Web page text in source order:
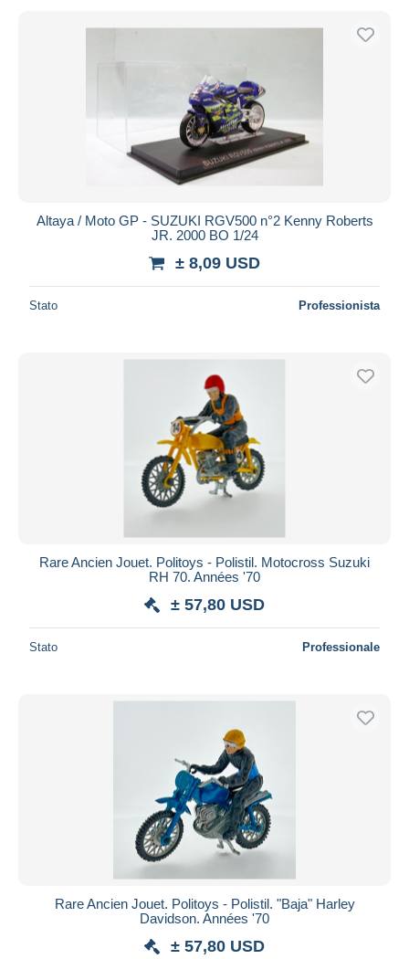
Altaya / Moto GP - SUZUKI RGV500 n°2 Kenny Roberts
JR. 2000 BO 1/24
± 8,09 USD
Stato Professionista
Rare Ancien Jouet. Politoys - Polistil. Motocross Suzuki
RH 70. Années '70
± 57,80 USD
Stato Professionale
Rare Ancien Jouet. Politoys - Polistil. "Baja" Harley
Davidson. Années '70
± 57,80 USD